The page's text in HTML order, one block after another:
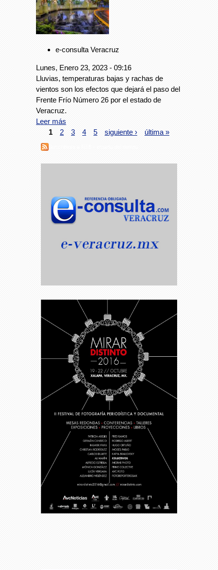
e-consulta Veracruz
Lunes, Enero 23, 2023 - 09:16
Lluvias, temperaturas bajas y rachas de
vientos son los efectos que dejará el paso del
Frente Frío Número 26 por el estado de
Veracruz.
Leer más
1
2 3 4 5 siguiente › última »